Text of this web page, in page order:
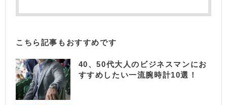
こちら記事もおすすめです
40、50代大人のビジネスマンにお
すすめしたい一流腕時計10選！